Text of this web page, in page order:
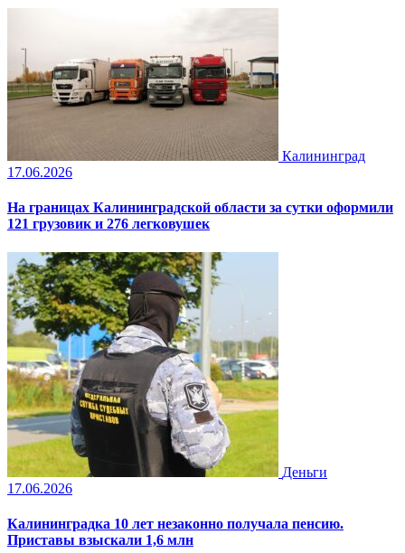
Калининград
17.06.2026
На границах Калининградской области за сутки оформили
121 грузовик и 276 легковушек
Деньги
17.06.2026
Калининградка 10 лет незаконно получала пенсию.
Приставы взыскали 1,6 млн